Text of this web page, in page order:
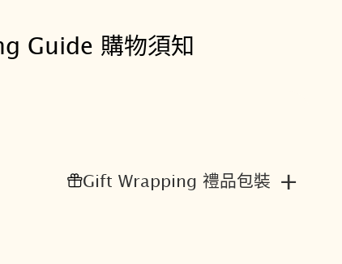
3
Guide 購物須知
Gift Wrapping 禮品包裝 +